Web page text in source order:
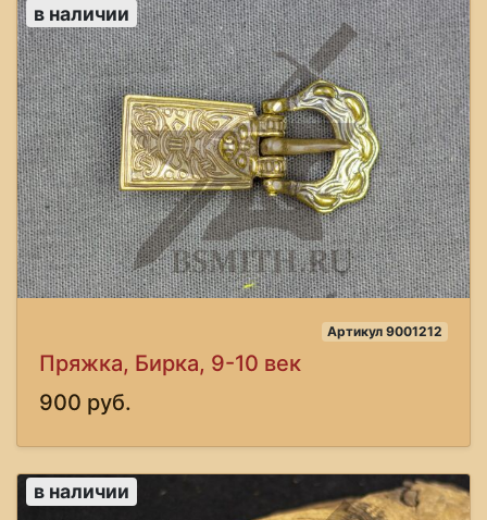
в наличии
Артикул 9001212
Пряжка, Бирка, 9-10 век
900 руб.
в наличии